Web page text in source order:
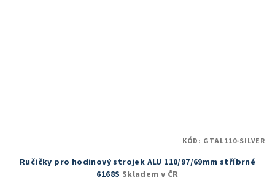
Ručičky pro hodinový strojek ALU 110/97/69mm stříbrné
6168S Skladem v ČR
KÓD: GTAL110-SILVER